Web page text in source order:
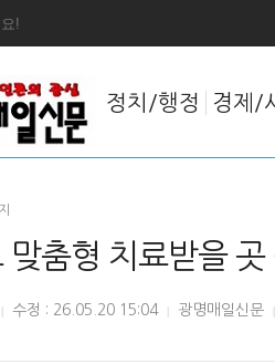
정치/행정 경제/
맞춤형 치료받을
| 수정 : 26.05.20 15:04 | 광명매일신문 |